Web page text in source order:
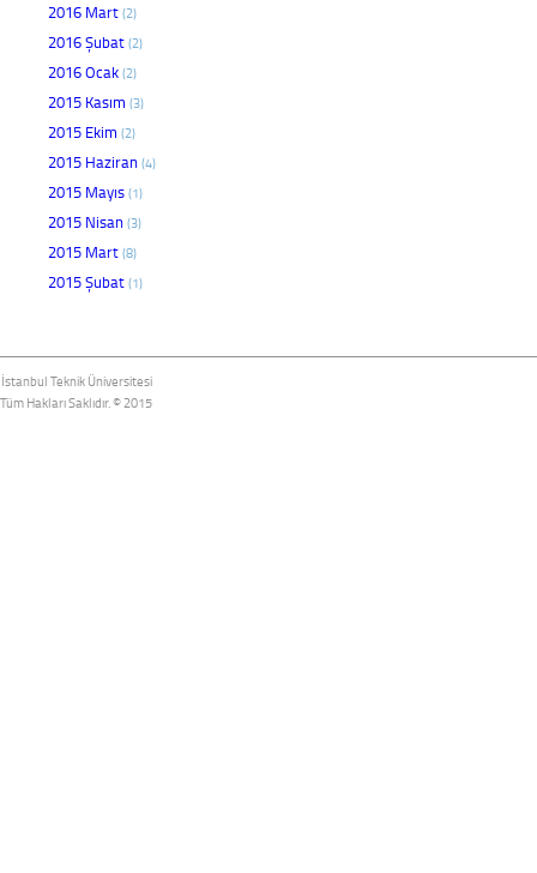
2016 Mart (2)
2016 Şubat (2)
2016 Ocak (2)
2015 Kasım (3)
2015 Ekim (2)
2015 Haziran (4)
2015 Mayıs (1)
2015 Nisan (3)
2015 Mart (8)
2015 Şubat (1)
İstanbul Teknik Üniversitesi
Tüm Hakları Saklıdır. © 2015